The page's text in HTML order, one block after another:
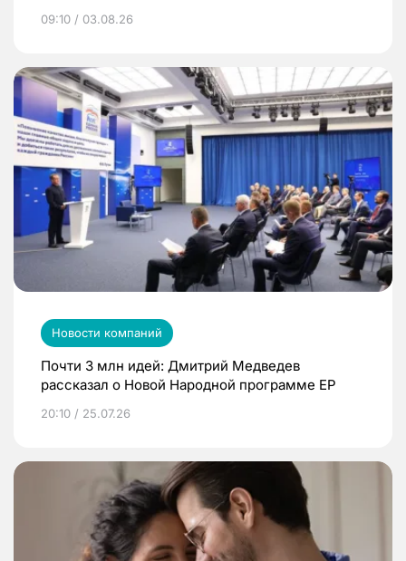
09:10 / 03.08.26
Новости компаний
Почти 3 млн идей: Дмитрий Медведев
рассказал о Новой Народной программе ЕР
20:10 / 25.07.26